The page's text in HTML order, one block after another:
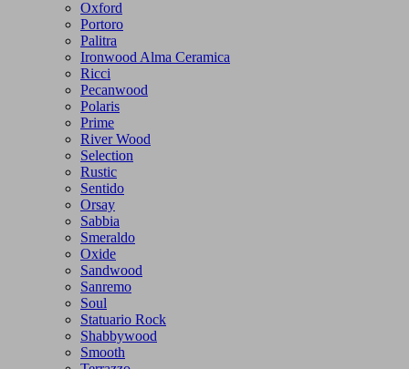
Oxford
Portoro
Palitra
Ironwood Alma Ceramica
Ricci
Pecanwood
Polaris
Prime
River Wood
Selection
Rustic
Sentido
Orsay
Sabbia
Smeraldo
Oxide
Sandwood
Sanremo
Soul
Statuario Rock
Shabbywood
Smooth